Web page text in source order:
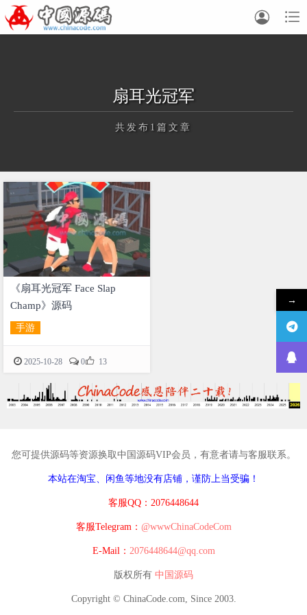


扇耳光冠军
共发布1篇文章
正在为您加载新内容
《扇耳光冠军 Face Slap
Champ》源码
手游
2025-10-28 0 13
您可提供源码等资源换取中国源码VIP会员，有意者请与客服联系。
本站在淘宝、闲鱼等地没有店铺，谨防上当受骗！
客服QQ：2076448644
客服Telegram： @wwwChinaCodeCom
E-Mail： 2076448644@qq.com
版权所有 中国源码
Copyright © ChinaCode.com, Since 2003.
→